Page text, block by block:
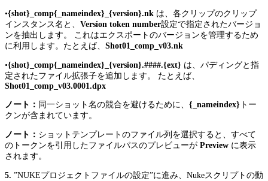
•{shot}_comp{_nameindex}_{version}.nk は、各クリップのクリップ
インスタンス名と、 Version token number設定で指定されたバージョ
ンを抽出します。 これはエクスポートのバージョンを管理するため
に利用します。たとえば、 Shot01_comp_v03.nk
•{shot}_comp{_nameindex}_{version}.####.{ext} は、パディングと指
定されたファイル拡張子を追加します。 たとえば、
Shot01_comp_v03.0001.dpx
ノート： 同一ショット名の競合を避けるために、 {_nameindex} トー
クンが含まれています。
ノート： ショットテンプレートのファイル列を選択すると、すべて
のトークンを引用したファイルパスのプレビューが Preview に表示
されます。
5. ”NUKEプロジェクトファイルの設定”に進み、Nukeスクリプトの動